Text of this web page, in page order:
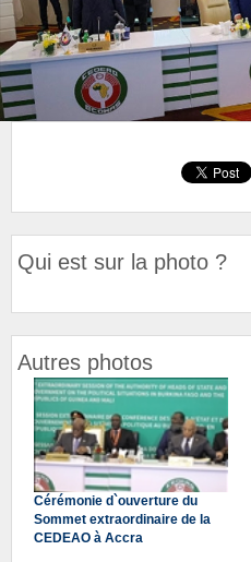
Qui est sur la photo ?
Autres photos
Cérémonie d`ouverture du
Sommet extraordinaire de la
CEDEAO à Accra